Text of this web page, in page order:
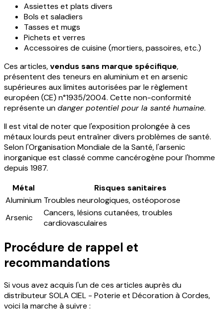
Assiettes et plats divers
Bols et saladiers
Tasses et mugs
Pichets et verres
Accessoires de cuisine (mortiers, passoires, etc.)
Ces articles,vendus sans marque spécifique,
présentent des teneurs en aluminium et en arsenic
supérieures aux limites autorisées par le règlement
européen (CE) n°1935/2004. Cette non-conformité
représente undanger potentiel pour la santé humaine.
Il est vital de noter que l'exposition prolongée à ces
métaux lourds peut entraîner divers problèmes de santé.
Selon l'Organisation Mondiale de la Santé, l'arsenic
inorganique est classé comme cancérogène pour l'homme
depuis 1987.
Métal
Risques sanitaires
Aluminium Troubles neurologiques, ostéoporose
Arsenic
Cancers, lésions cutanées, troubles
cardiovasculaires
Procédure de rappel et
recommandations
Si vous avez acquis l'un de ces articles auprès du
distributeur SOLA CIEL - Poterie et Décoration à Cordes,
voici la marche à suivre :